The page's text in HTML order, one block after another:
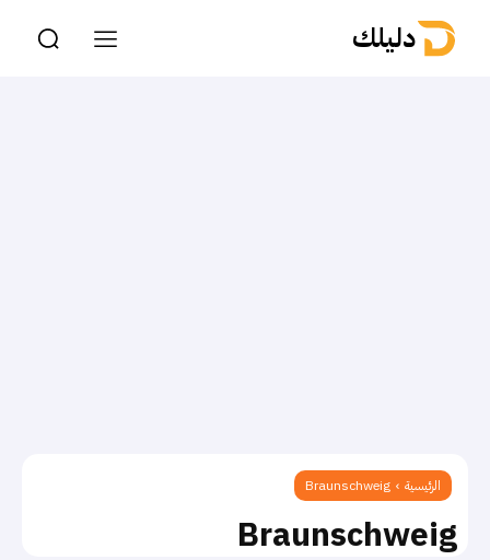
دليلك
الرئيسية Braunschweig
Braunschweig